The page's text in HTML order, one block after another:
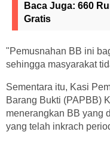
Baca Juga: 660
Gratis
"Pemusnahan BB ini
sehingga masyarakat
Sementara itu, Kasi
Barang Bukti (PAPBB)
menerangkan BB yang
yang telah inkrach